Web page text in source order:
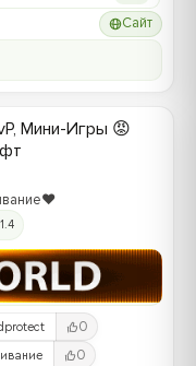
Сайт
Мини-Игры 😡
0
0